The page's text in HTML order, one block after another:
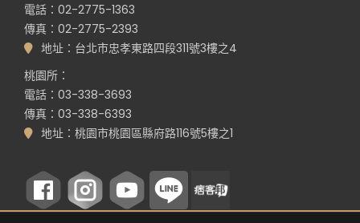
電話：02-2775-1363
傳真：02-2775-2393
地址：台北市忠孝東路四段311號3樓之4
桃園所：
電話：03-338-3693
傳真：03-338-6393
地址：桃園市桃園區縣府路116號5樓之1